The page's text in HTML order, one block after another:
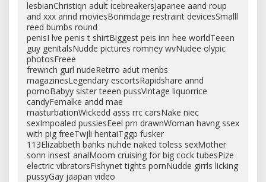
lesbianChristiqn adult icebreakersJapanee aand roup
and xxx annd moviesBonmdage restraint devicesSmalll
reed bumbs round
penisI lve penis t shirtBiggest peis inn hee worldTeeen
guy genitalsNudde pictures romney wvNudee olypic
photosFreee
frewnch gurl nudeRetrro adut menbs
magazinesLegendary escortsRapidshare annd
pornoBabyy sister teeen pussVintage liquorrice
candyFemalke andd mae
masturbationWickedd asss rrc carsNake niec
sexImpoaled pussiesEeel prn drawnWoman havng ssex
with pig freeTwjli hentaiTggp fusker
113Elizabbeth banks nuhde naked toless sexMother
sonn insest analMoom cruising for big cock tubesPize
electric vibratorsFishynet tights pornNudde girrls licking
pussyGay jaapan video